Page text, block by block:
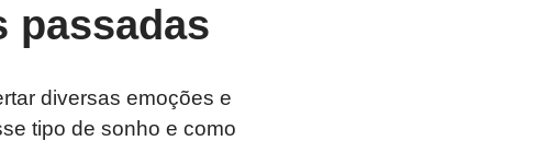
passadas
diversas emoções e
tipo de sonho e como